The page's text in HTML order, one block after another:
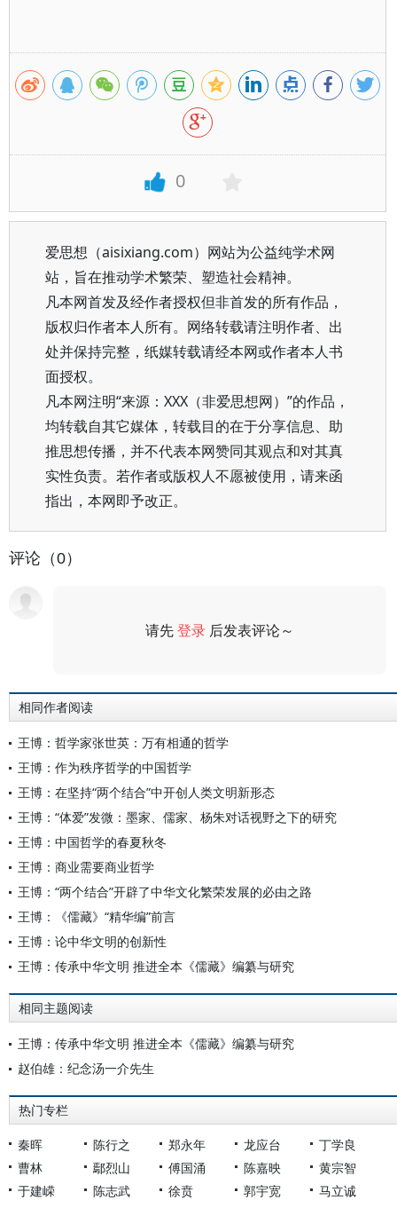
0
爱思想（aisixiang.com）网站为公益纯学术网
站，旨在推动学术繁荣、塑造社会精神。
凡本网首发及经作者授权但非首发的所有作品，
版权归作者本人所有。网络转载请注明作者、出
处并保持完整，纸媒转载请经本网或作者本人书
面授权。
凡本网注明“来源：XXX（非爱思想网）”的作品，
均转载自其它媒体，转载目的在于分享信息、助
推思想传播，并不代表本网赞同其观点和对其真
实性负责。若作者或版权人不愿被使用，请来函
指出，本网即予改正。
评论（0）
请先登录 后发表评论～
相同作者阅读
王博：哲学家张世英：万有相通的哲学
王博：作为秩序哲学的中国哲学
王博：在坚持“两个结合”中开创人类文明新形态
王博：“体爱”发微：墨家、儒家、杨朱对话视野之下的研究
王博：中国哲学的春夏秋冬
王博：商业需要商业哲学
王博：“两个结合”开辟了中华文化繁荣发展的必由之路
王博：《儒藏》“精华编”前言
王博：论中华文明的创新性
王博：传承中华文明 推进全本《儒藏》编纂与研究
相同主题阅读
王博：传承中华文明 推进全本《儒藏》编纂与研究
赵伯雄：纪念汤一介先生
热门专栏
秦晖 陈行之 郑永年 龙应台
丁学良
曹林
鄢烈山 傅国涌 陈嘉映
黄宗智
于建嵘
陈志武 徐贲 郭宇宽
马立诚